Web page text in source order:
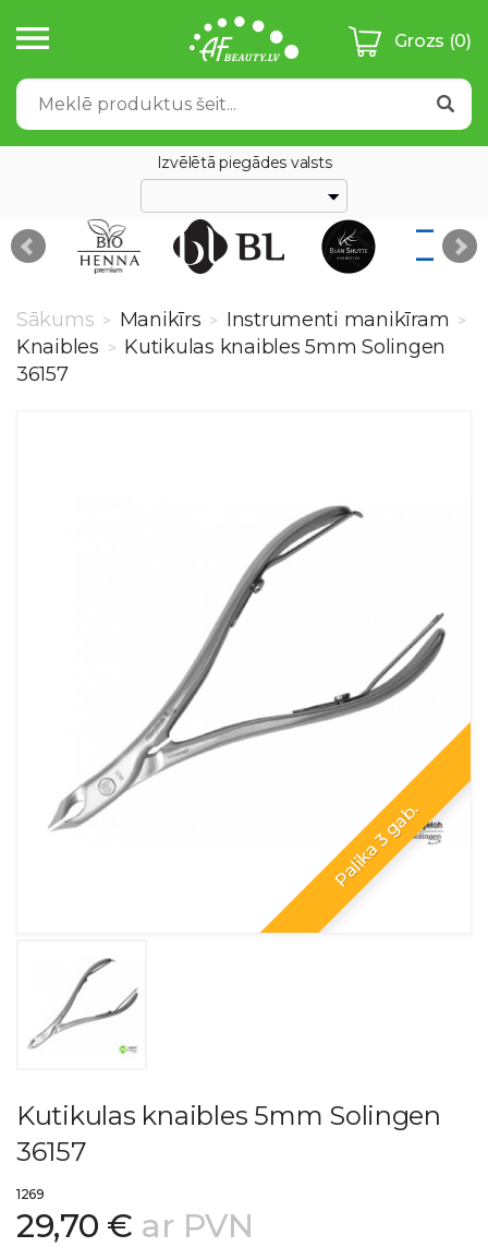
Grozs (0)
Izvēlētā piegādes valsts
Sākums > Manikīrs > Instrumenti manikīram >
Knaibles > Kutikulas knaibles 5mm Solingen
36157
Palika 3 gab.
Kutikulas knaibles 5mm Solingen
36157
1269
29,70 € ar PVN